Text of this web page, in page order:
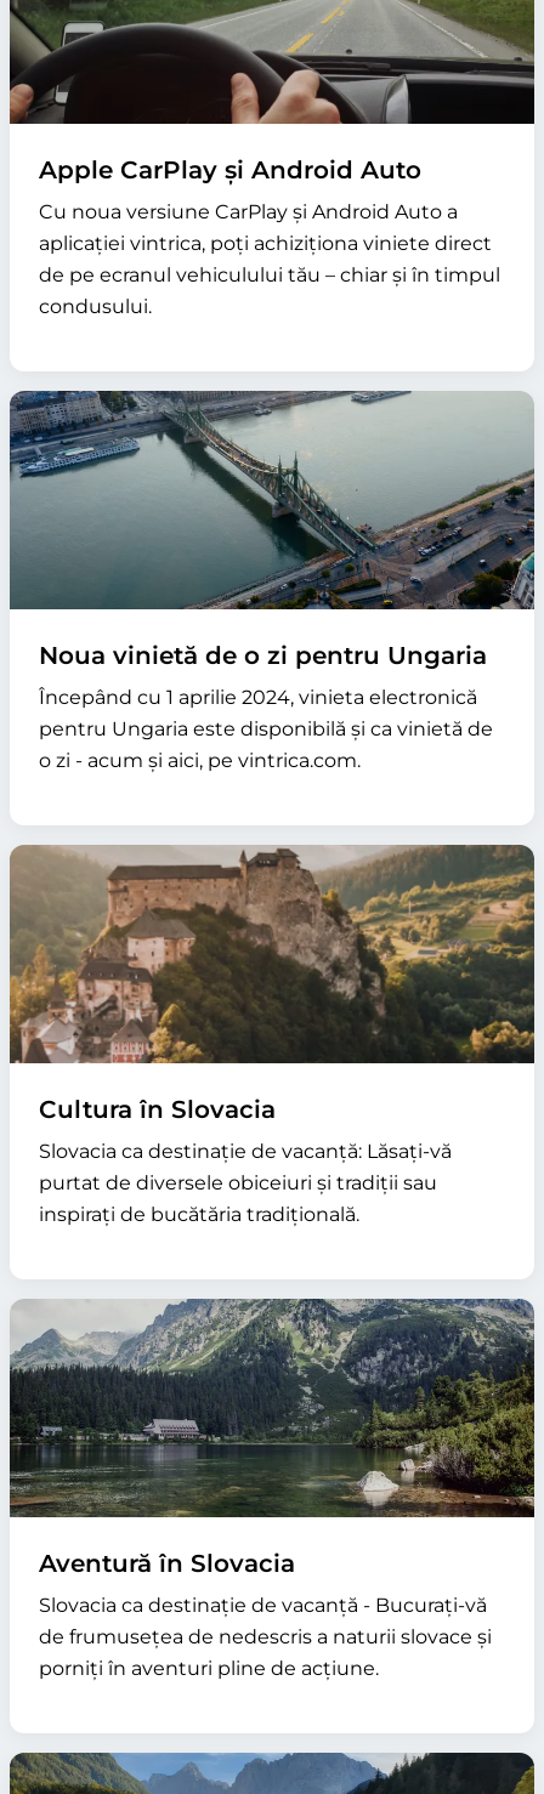
Apple CarPlay și Android Auto
Cu noua versiune CarPlay și Android Auto a
aplicației vintrica, poți achiziționa viniete direct
de pe ecranul vehiculului tău – chiar și în timpul
condusului.
Noua vinietă de o zi pentru Ungaria
Începând cu 1 aprilie 2024, vinieta electronică
pentru Ungaria este disponibilă și ca vinietă de
o zi - acum și aici, pe vintrica.com.
Cultura în Slovacia
Slovacia ca destinație de vacanță: Lăsați-vă
purtat de diversele obiceiuri și tradiții sau
inspirați de bucătăria tradițională.
Aventură în Slovacia
Slovacia ca destinație de vacanță - Bucurați-vă
de frumusețea de nedescris a naturii slovace și
porniți în aventuri pline de acțiune.